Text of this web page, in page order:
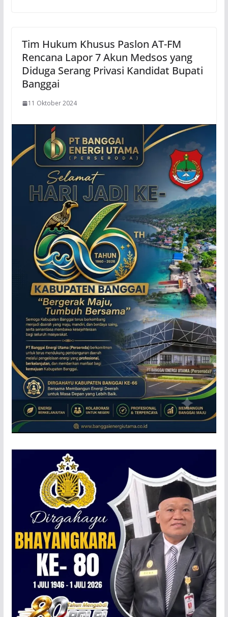
Tim Hukum Khusus Paslon AT-FM
Rencana Lapor 7 Akun Medsos yang
Diduga Serang Privasi Kandidat Bupati
Banggai
11 Oktober 2024